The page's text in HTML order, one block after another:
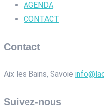
AGENDA
CONTACT
Contact
Aix les Bains, Savoie
Suivez-nous